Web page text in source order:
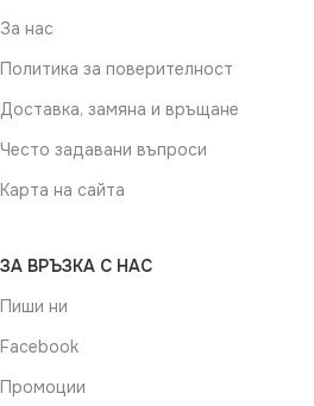
За нас
Политика за поверителност
Доставка, замяна и връщане
Често задавани въпроси
Карта на сайта
ЗА ВРЪЗКА С НАС
Пиши ни
Facebook
Промоции